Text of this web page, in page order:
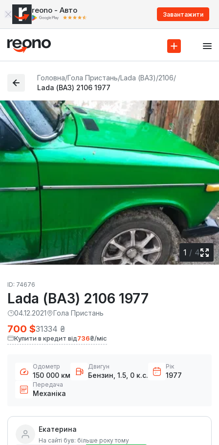
reono - Авто Завантажити
Головна/Гола Пристань/Lada (ВАЗ)/2106/
Lada (ВАЗ) 2106 1977
1 / 4
ID: 74676
Lada (ВАЗ) 2106 1977
04.12.2021 Гола Пристань
700 $31334 ₴
Купити в кредит від736₴/міс
Одометр
150 000 км
Двигун
Бензин, 1.5, 0 к.с.
Рік
1977
Передача
Механіка
Екатерина
На сайті був: більше року тому